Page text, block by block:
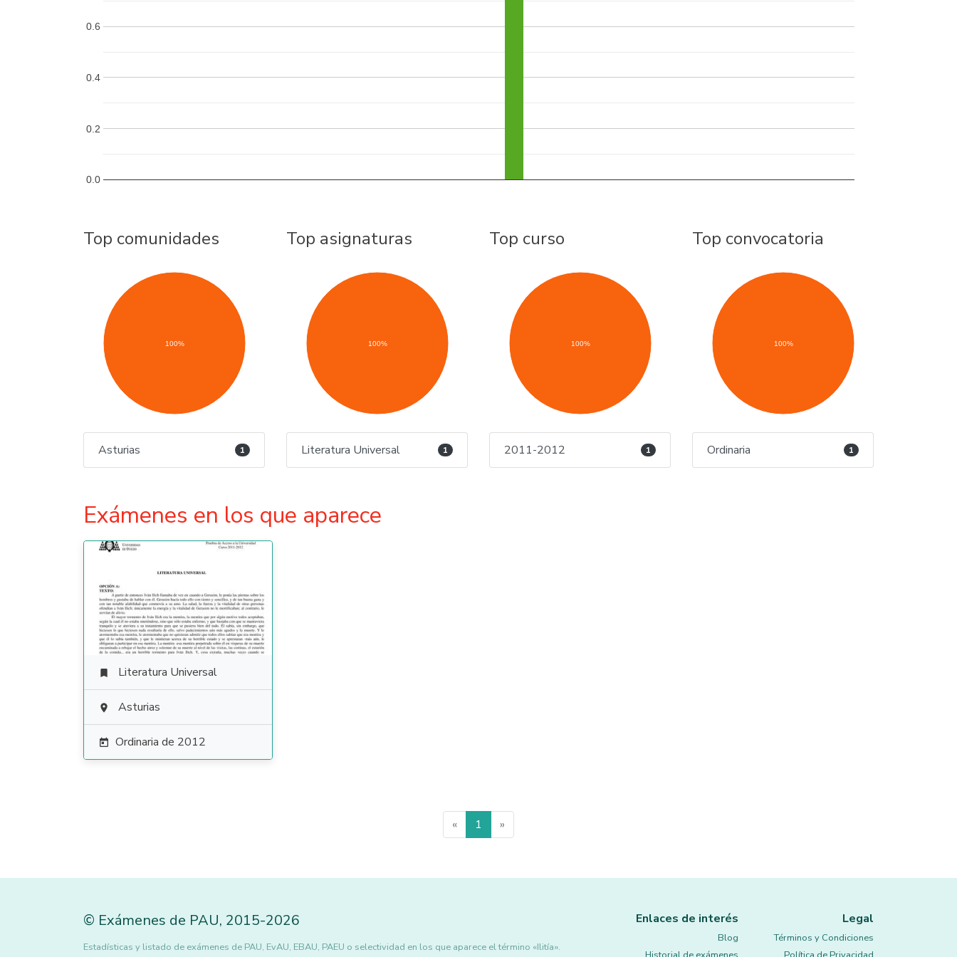
0.0
0.2
0.4
0.6
Top comunidades
100%
Asturias 1
Top asignaturas
100%
Literatura Universal 1
Top curso
100%
2011-2012 1
Top convocatoria
100%
Ordinaria 1
Exámenes en los que aparece
 Literatura Universal
 Asturias
 Ordinaria de 2012
« 1 »
© Exámenes de PAU, 2015-2026
Estadísticas y listado de exámenes de PAU, EvAU, EBAU, PAEU o selectividad en los que aparece el término «Ilitía».
Enlaces de interés
Blog
Legal
Términos y Condiciones